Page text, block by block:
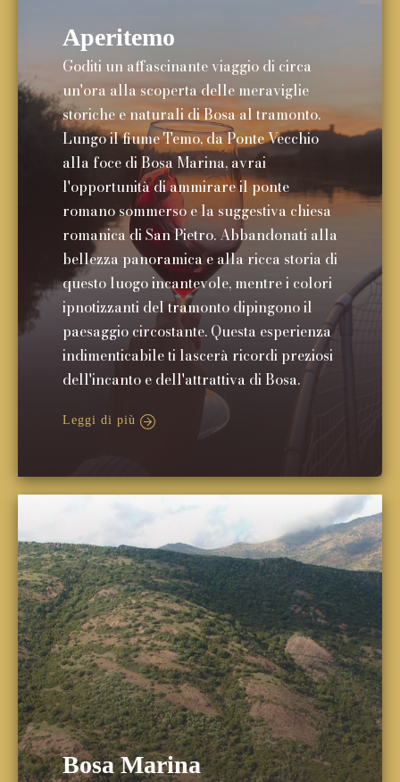
Aperitemo
Goditi un affascinante viaggio di circa
un'ora alla scoperta delle meraviglie
storiche e naturali di Bosa al tramonto.
Lungo il fiume Temo, da Ponte Vecchio
alla foce di Bosa Marina, avrai
l'opportunità di ammirare il ponte
romano sommerso e la suggestiva chiesa
romanica di San Pietro. Abbandonati alla
bellezza panoramica e alla ricca storia di
questo luogo incantevole, mentre i colori
ipnotizzanti del tramonto dipingono il
paesaggio circostante. Questa esperienza
indimenticabile ti lascerà ricordi preziosi
dell'incanto e dell'attrattiva di Bosa.
Leggi di più
Bosa Marina